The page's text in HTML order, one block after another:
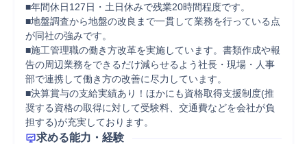
■年間休日127日・土日休みで残業20時間程度です。
■地盤調査から地盤の改良まで一貫して業務を行っている点
が同社の強みです。
■施工管理職の働き方改革を実施しています。書類作成や報
告の周辺業務をできるだけ減らせるよう社長・現場・人事
部で連携して働き方の改善に尽力しています。
■決算賞与の支給実績あり！ほかにも資格取得支援制度(推
奨する資格の取得に対して受験料、交通費などを会社が負
担する)が充実しております。
求める能力・経験